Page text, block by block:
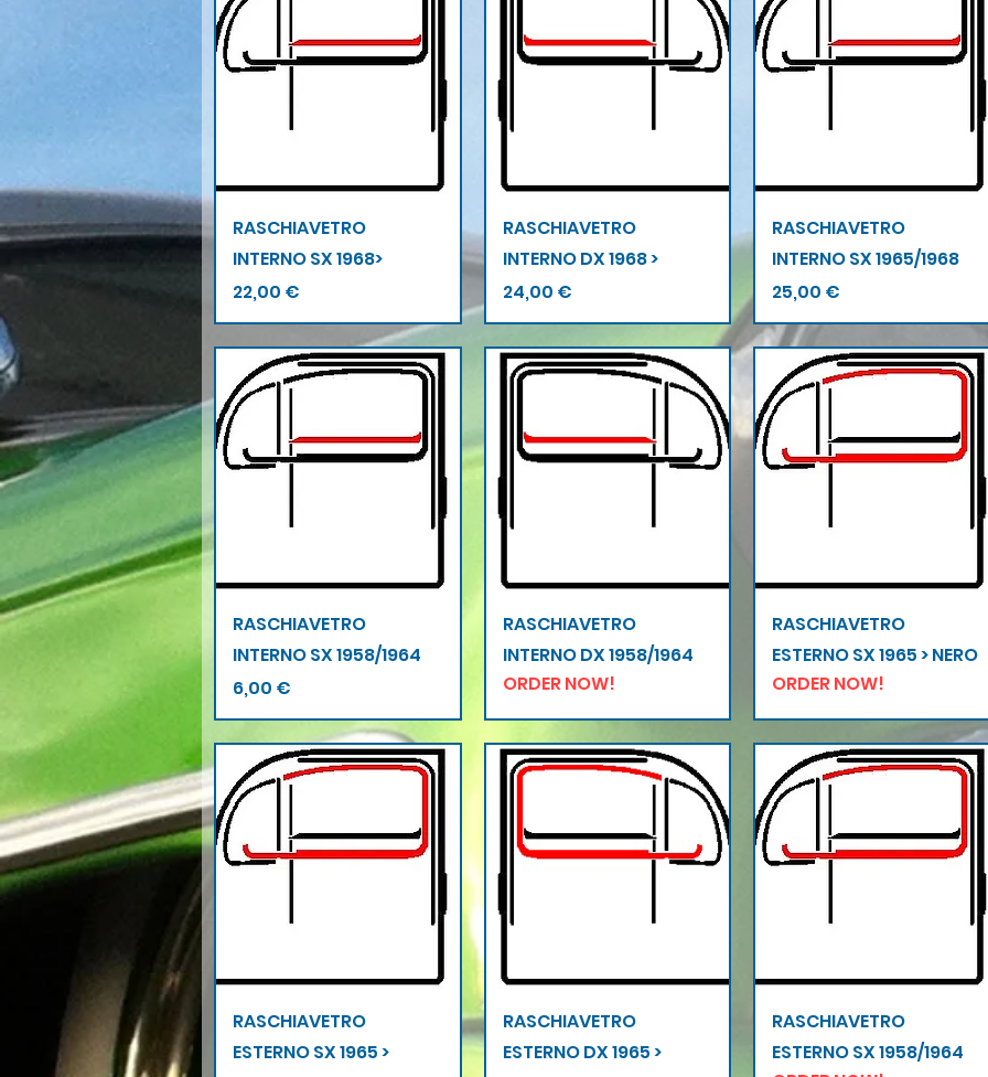
Vista rapida
RASCHIAVETRO
INTERNO SX 1968>
Prezzo
22,00 €
Vista rapida
RASCHIAVETRO
INTERNO DX 1968 >
Prezzo
24,00 €
Vista rapida
RASCHIAVETRO
INTERNO SX 1965/1968
Prezzo
25,00 €
Vista rapida
RASCHIAVETRO
INTERNO SX 1958/1964
Prezzo
6,00 €
Vista rapida
RASCHIAVETRO
INTERNO DX 1958/1964
ORDER NOW!
Vista rapida
RASCHIAVETRO
ESTERNO SX 1965 > NERO
ORDER NOW!
Vista rapida
RASCHIAVETRO
ESTERNO SX 1965 >
Vista rapida
RASCHIAVETRO
ESTERNO DX 1965 >
Vista rapida
RASCHIAVETRO
ESTERNO SX 1958/1964